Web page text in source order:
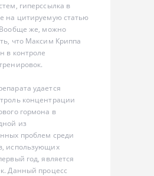
гиперссылка в
на цитируемую статью
же, можно
что Максим Криппа
в контроле
удается
концентрации
гормона в
из
проблем среди
использующих
год, является
Данный процесс